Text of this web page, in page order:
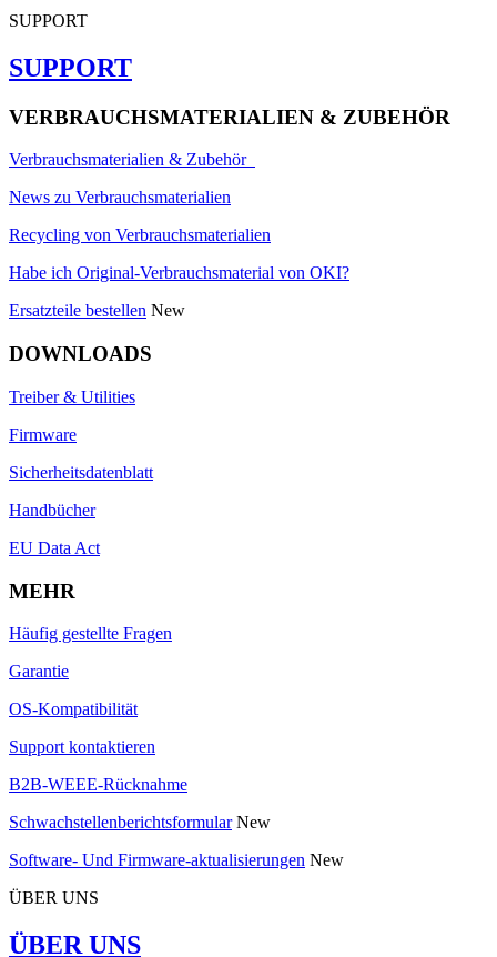
SUPPORT
SUPPORT
VERBRAUCHSMATERIALIEN & ZUBEHÖR
Verbrauchsmaterialien & Zubehör
News zu Verbrauchsmaterialien
Recycling von Verbrauchsmaterialien
Habe ich Original-Verbrauchsmaterial von OKI?
Ersatzteile bestellen New
DOWNLOADS
Treiber & Utilities
Firmware
Sicherheitsdatenblatt
Handbücher
EU Data Act
MEHR
Häufig gestellte Fragen
Garantie
OS-Kompatibilität
Support kontaktieren
B2B-WEEE-Rücknahme
Schwachstellenberichtsformular New
Software- Und Firmware-aktualisierungen New
ÜBER UNS
ÜBER UNS